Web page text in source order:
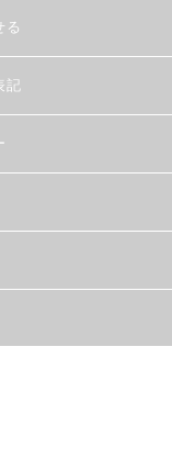
る
記